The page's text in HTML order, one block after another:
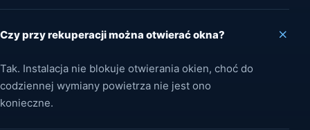
Czy przy rekuperacji można otwierać okna?
Tak. Instalacja nie blokuje otwierania okien, choć do
codziennej wymiany powietrza nie jest ono
konieczne.